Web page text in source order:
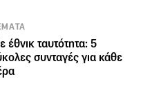
έθνικ ταυτότητα: 5
συνταγές για κάθε